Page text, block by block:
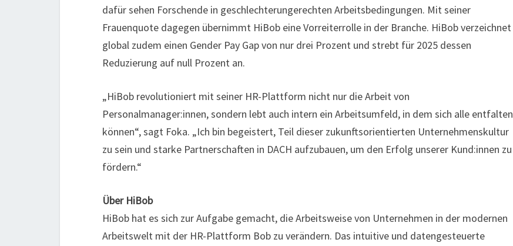
dafür sehen Forschende in geschlechterungerechten Arbeitsbedingungen. Mit seiner
Frauenquote dagegen übernimmt HiBob eine Vorreiterrolle in der Branche. HiBob verzeichnet
global zudem einen Gender Pay Gap von nur drei Prozent und strebt für 2025 dessen
Reduzierung auf null Prozent an.
„HiBob revolutioniert mit seiner HR-Plattform nicht nur die Arbeit von
Personalmanager:innen, sondern lebt auch intern ein Arbeitsumfeld, in dem sich alle entfalten
können“, sagt Foka. „Ich bin begeistert, Teil dieser zukunftsorientierten Unternehmenskultur
zu sein und starke Partnerschaften in DACH aufzubauen, um den Erfolg unserer Kund:innen zu
fördern.“
Über HiBob
HiBob hat es sich zur Aufgabe gemacht, die Arbeitsweise von Unternehmen in der modernen
Arbeitswelt mit der HR-Plattform Bob zu verändern. Das intuitive und datengesteuerte